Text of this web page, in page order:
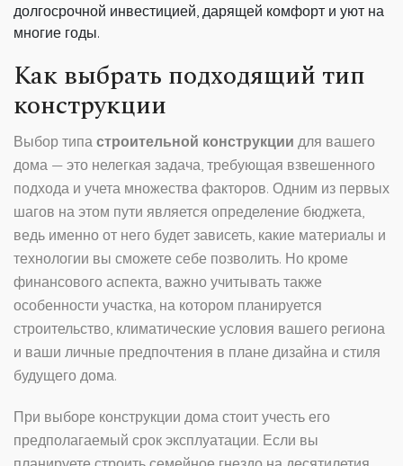
долгосрочной инвестицией, дарящей комфорт и уют на
многие годы.
Как выбрать подходящий тип
конструкции
Выбор типа строительной конструкции для вашего
дома — это нелегкая задача, требующая взвешенного
подхода и учета множества факторов. Одним из первых
шагов на этом пути является определение бюджета,
ведь именно от него будет зависеть, какие материалы и
технологии вы сможете себе позволить. Но кроме
финансового аспекта, важно учитывать также
особенности участка, на котором планируется
строительство, климатические условия вашего региона
и ваши личные предпочтения в плане дизайна и стиля
будущего дома.
При выборе конструкции дома стоит учесть его
предполагаемый срок эксплуатации. Если вы